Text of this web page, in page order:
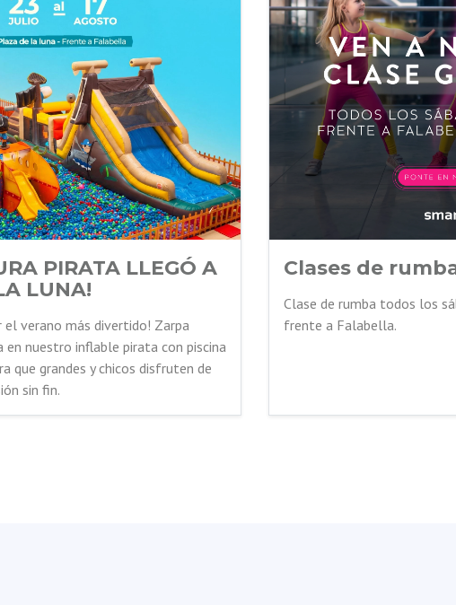
PIRATA LLEGÓ A
LUNA!
el verano más divertido! Zarpa
nuestro inflable pirata con piscina
que grandes y chicos disfruten de
sin fin.
Clases de
Clase de rumba todos los
frente a Falabella.